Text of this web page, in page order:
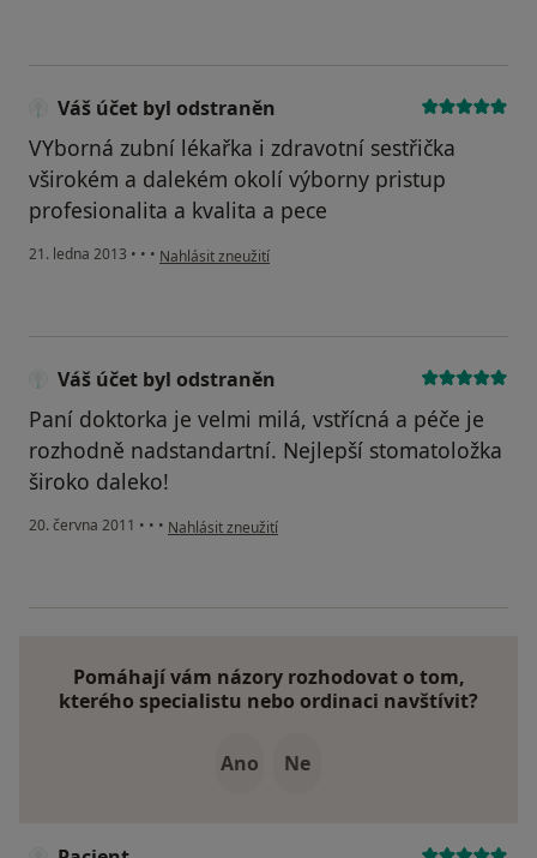
Váš účet byl odstraněn
VYborná zubní lékařka i zdravotní sestřička
vširokém a dalekém okolí výborny pristup
profesionalita a kvalita a pece
21. ledna 2013 • • • podle názoru uživatele Váš účet byl odstraněn
Nahlásit zneužití
Váš účet byl odstraněn
Paní doktorka je velmi milá, vstřícná a péče je
rozhodně nadstandartní. Nejlepší stomatoložka
široko daleko!
20. června 2011 • • • podle názoru uživatele Váš účet byl odstraněn
Nahlásit zneužití
Pomáhají vám názory rozhodovat o tom,
kterého specialistu nebo ordinaci navštívit?
Ano Ne